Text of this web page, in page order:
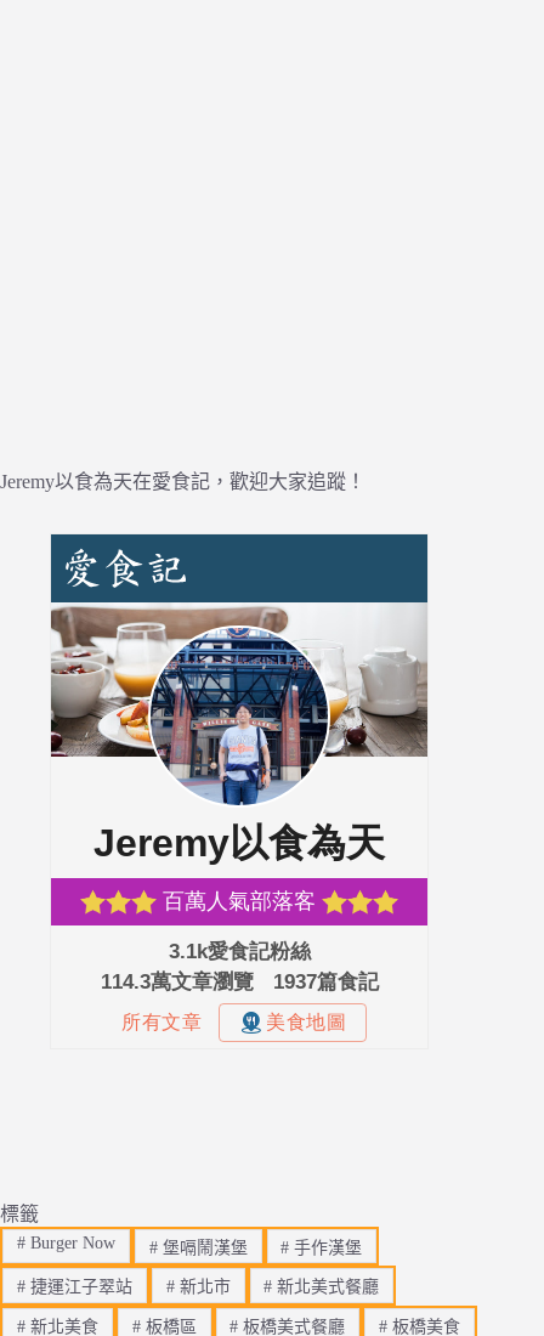
Jeremy以食為天在愛食記，歡迎大家追蹤！
標籤
#Burger Now #堡嗝鬧漢堡 # 手作漢堡
#捷運江子翠站 #新北市 # 新北美式餐廳
#新北美食 #板橋區 # 板橋美式餐廳 # 板橋美食